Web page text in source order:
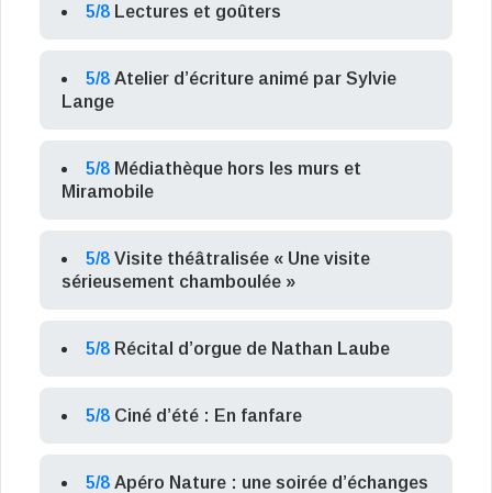
5/8 Lectures et goûters
5/8 Atelier d’écriture animé par Sylvie
Lange
5/8 Médiathèque hors les murs et
Miramobile
5/8 Visite théâtralisée « Une visite
sérieusement chamboulée »
5/8 Récital d’orgue de Nathan Laube
5/8 Ciné d’été : En fanfare
5/8 Apéro Nature : une soirée d’échanges